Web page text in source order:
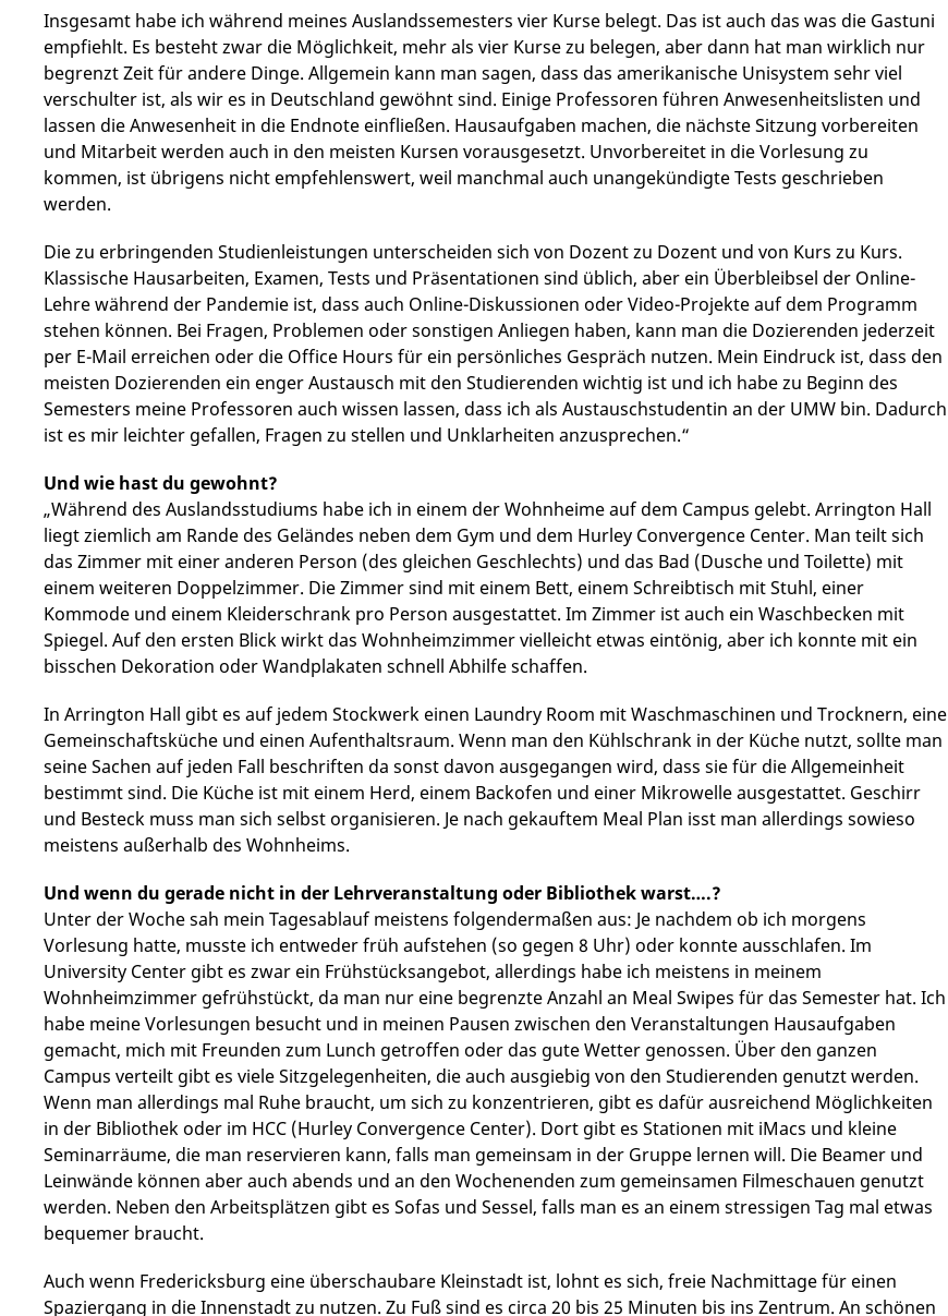
Insgesamt habe ich während meines Auslandssemesters vier Kurse belegt. Das ist auch das was die Gastuni
empfiehlt. Es besteht zwar die Möglichkeit, mehr als vier Kurse zu belegen, aber dann hat man wirklich nur
begrenzt Zeit für andere Dinge. Allgemein kann man sagen, dass das amerikanische Unisystem sehr viel
verschulter ist, als wir es in Deutschland gewöhnt sind. Einige Professoren führen Anwesenheitslisten und
lassen die Anwesenheit in die Endnote einfließen. Hausaufgaben machen, die nächste Sitzung vorbereiten
und Mitarbeit werden auch in den meisten Kursen vorausgesetzt. Unvorbereitet in die Vorlesung zu
kommen, ist übrigens nicht empfehlenswert, weil manchmal auch unangekündigte Tests geschrieben
werden.
Die zu erbringenden Studienleistungen unterscheiden sich von Dozent zu Dozent und von Kurs zu Kurs.
Klassische Hausarbeiten, Examen, Tests und Präsentationen sind üblich, aber ein Überbleibsel der Online-
Lehre während der Pandemie ist, dass auch Online-Diskussionen oder Video-Projekte auf dem Programm
stehen können. Bei Fragen, Problemen oder sonstigen Anliegen haben, kann man die Dozierenden jederzeit
per E-Mail erreichen oder die Office Hours für ein persönliches Gespräch nutzen. Mein Eindruck ist, dass den
meisten Dozierenden ein enger Austausch mit den Studierenden wichtig ist und ich habe zu Beginn des
Semesters meine Professoren auch wissen lassen, dass ich als Austauschstudentin an der UMW bin. Dadurch
ist es mir leichter gefallen, Fragen zu stellen und Unklarheiten anzusprechen.“
Und wie hast du gewohnt?
„Während des Auslandsstudiums habe ich in einem der Wohnheime auf dem Campus gelebt. Arrington Hall
liegt ziemlich am Rande des Geländes neben dem Gym und dem Hurley Convergence Center. Man teilt sich
das Zimmer mit einer anderen Person (des gleichen Geschlechts) und das Bad (Dusche und Toilette) mit
einem weiteren Doppelzimmer. Die Zimmer sind mit einem Bett, einem Schreibtisch mit Stuhl, einer
Kommode und einem Kleiderschrank pro Person ausgestattet. Im Zimmer ist auch ein Waschbecken mit
Spiegel. Auf den ersten Blick wirkt das Wohnheimzimmer vielleicht etwas eintönig, aber ich konnte mit ein
bisschen Dekoration oder Wandplakaten schnell Abhilfe schaffen.
In Arrington Hall gibt es auf jedem Stockwerk einen Laundry Room mit Waschmaschinen und Trocknern, eine
Gemeinschaftsküche und einen Aufenthaltsraum. Wenn man den Kühlschrank in der Küche nutzt, sollte man
seine Sachen auf jeden Fall beschriften da sonst davon ausgegangen wird, dass sie für die Allgemeinheit
bestimmt sind. Die Küche ist mit einem Herd, einem Backofen und einer Mikrowelle ausgestattet. Geschirr
und Besteck muss man sich selbst organisieren. Je nach gekauftem Meal Plan isst man allerdings sowieso
meistens außerhalb des Wohnheims.
Und wenn du gerade nicht in der Lehrveranstaltung oder Bibliothek warst….?
Unter der Woche sah mein Tagesablauf meistens folgendermaßen aus: Je nachdem ob ich morgens
Vorlesung hatte, musste ich entweder früh aufstehen (so gegen 8 Uhr) oder konnte ausschlafen. Im
University Center gibt es zwar ein Frühstücksangebot, allerdings habe ich meistens in meinem
Wohnheimzimmer gefrühstückt, da man nur eine begrenzte Anzahl an Meal Swipes für das Semester hat. Ich
habe meine Vorlesungen besucht und in meinen Pausen zwischen den Veranstaltungen Hausaufgaben
gemacht, mich mit Freunden zum Lunch getroffen oder das gute Wetter genossen. Über den ganzen
Campus verteilt gibt es viele Sitzgelegenheiten, die auch ausgiebig von den Studierenden genutzt werden.
Wenn man allerdings mal Ruhe braucht, um sich zu konzentrieren, gibt es dafür ausreichend Möglichkeiten
in der Bibliothek oder im HCC (Hurley Convergence Center). Dort gibt es Stationen mit iMacs und kleine
Seminarräume, die man reservieren kann, falls man gemeinsam in der Gruppe lernen will. Die Beamer und
Leinwände können aber auch abends und an den Wochenenden zum gemeinsamen Filmeschauen genutzt
werden. Neben den Arbeitsplätzen gibt es Sofas und Sessel, falls man es an einem stressigen Tag mal etwas
bequemer braucht.
Auch wenn Fredericksburg eine überschaubare Kleinstadt ist, lohnt es sich, freie Nachmittage für einen
Spaziergang in die Innenstadt zu nutzen. Zu Fuß sind es circa 20 bis 25 Minuten bis ins Zentrum. An schönen